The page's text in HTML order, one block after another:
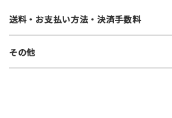
送料・お支払い方法・決済手数料
その他